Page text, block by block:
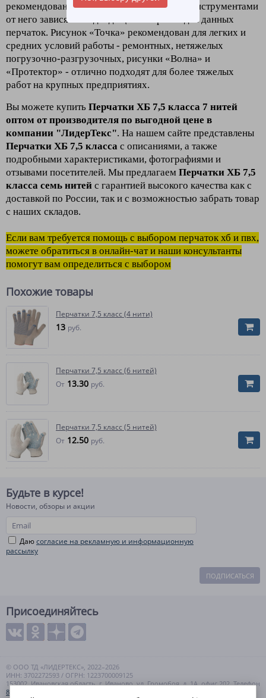
рекомендованы для работы с различными инструментами
от него зависят и подходящий тип работ для данных
перчаток. Рисунок «Точка» рекомендован для легких и
средних условий работы - ремонтных, нетяжелых
погрузочно-разгрузочных, рисунки «Волна» и
«Протектор» - отлично подходят для более тяжелых
работ на крупных предприятиях.
Вы можете купить Перчатки ХБ 7,5 класса 7 нитей
оптом от производителя по выгодной цене в
компании "ЛидерТекс". На нашем сайте представлены
Перчатки ХБ 7,5 класса с описаниями, а также
подробными характеристиками, фотографиями и
отзывами посетителей. Мы предлагаем Перчатки ХБ 7,5
класса семь нитей с гарантией высокого качества как с
доставкой по России, так и с возможностью забрать товар
с наших складов.
Если вам требуется помощь с выбором перчаток хб и пвх,
можете обратиться в онлайн-чат и наши консультанты
помогут вам определиться с выбором
Похожие товары
Перчатки 7,5 класс (4 нити)
13 руб.
Перчатки 7,5 класс (6 нитей)
От 13.30 руб.
Перчатки 7,5 класс (5 нитей)
От 12.50 руб.
Будьте в курсе!
Новости, обзоры и акции
Даюсогласие на рекламную и информационную
рассылку
ПОДПИСАТЬСЯ
Присоединяйтесь
© ООО ТД «ЛИДЕРТЕКС», 2022–2026
ИНН: 3702272593 / ОГРН: 1223700009125
153002, Ивановская область, г. Иваново, ул. Громобоя, д. 1А, офис 202. Телефон
8 (800) 550-99-57